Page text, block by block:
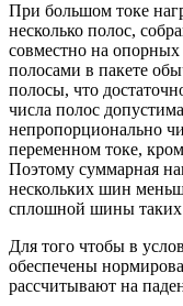
При большом токе
несколько полос,
совместно на опорных
полосами в пакете
полосы, что
числа полос
непропорционально
переменном токе,
Поэтому суммарная
нескольких шин
сплошной шины таких
Для того чтобы в
обеспечены
рассчитывают на